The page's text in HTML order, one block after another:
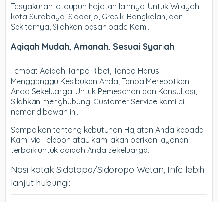
Tasyakuran, ataupun hajatan lainnya. Untuk Wilayah
kota Surabaya, Sidoarjo, Gresik, Bangkalan, dan
Sekitarnya, Silahkan pesan pada Kami.
Aqiqah Mudah, Amanah, Sesuai Syariah
Tempat Aqiqah Tanpa Ribet, Tanpa Harus
Mengganggu Kesibukan Anda, Tanpa Merepotkan
Anda Sekeluarga. Untuk Pemesanan dan Konsultasi,
Silahkan menghubungi Customer Service kami di
nomor dibawah ini.
Sampaikan tentang kebutuhan Hajatan Anda kepada
Kami via Telepon atau kami akan berikan layanan
terbaik untuk aqiqah Anda sekeluarga.
Nasi kotak Sidotopo/Sidoropo Wetan, Info lebih
lanjut hubungi: